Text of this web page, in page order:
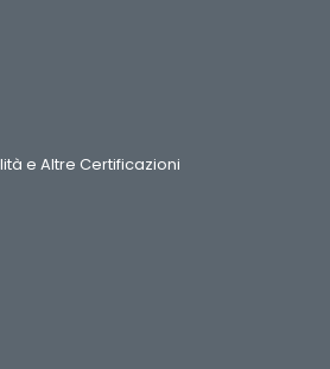
e Altre Certificazioni